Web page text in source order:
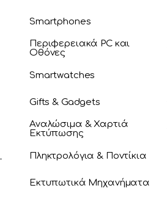
Smartphones
Περιφερειακά PC και
Οθόνες
Smartwatches
Gifts & Gadgets
Αναλώσιμα & Χαρτιά
Εκτύπωσης
Πληκτρολόγια & Ποντίκια
Εκτυπωτικά Μηχανήματα